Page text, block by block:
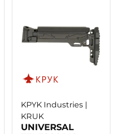
KPYK Industries |
KRUK
UNIVERSAL